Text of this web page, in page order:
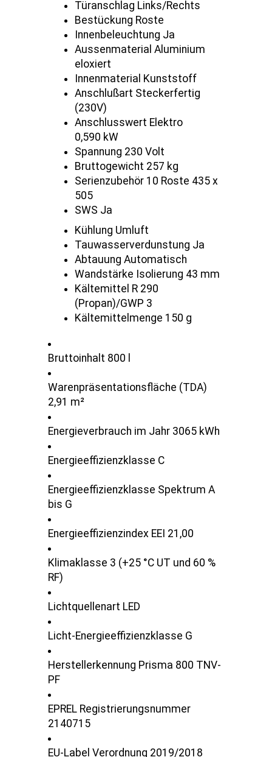
Türanschlag Links/Rechts
Bestückung Roste
Innenbeleuchtung Ja
Aussenmaterial Aluminium
eloxiert
Innenmaterial Kunststoff
Anschlußart Steckerfertig
(230V)
Anschlusswert Elektro
0,590 kW
Spannung 230 Volt
Bruttogewicht 257 kg
Serienzubehör 10 Roste 435 x
505
SWS Ja
Kühlung Umluft
Tauwasserverdunstung Ja
Abtauung Automatisch
Wandstärke Isolierung 43 mm
Kältemittel R 290
(Propan)/GWP 3
Kältemittelmenge 150 g
Bruttoinhalt 800 l
Warenpräsentationsfläche (TDA)
2,91 m²
Energieverbrauch im Jahr 3065 kWh
Energieeffizienzklasse C
Energieeffizienzklasse Spektrum A
bis G
Energieeffizienzindex EEI 21,00
Klimaklasse 3 (+25 °C UT und 60 %
RF)
Lichtquellenart LED
Licht-Energieeffizienzklasse G
Herstellerkennung Prisma 800 TNV-
PF
EPREL Registrierungsnummer
2140715
EU-Label Verordnung 2019/2018